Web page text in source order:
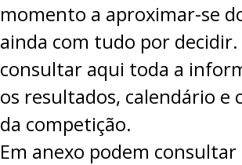
momento a aproximar-se
ainda com tudo por decidir.
consultar aqui toda a
os resultados, calendário e
da competição.
Em anexo podem